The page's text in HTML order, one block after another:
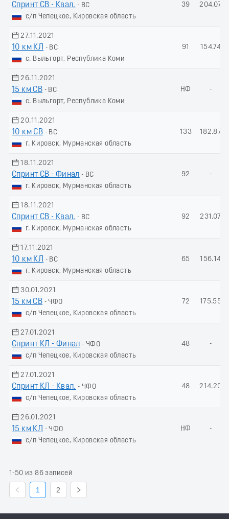
Спринт СВ - Квал. - ВС
с/п Чепецкое, Кировская область
39 204.07
27.11.2021
10 км КЛ
- ВС
с. Выльгорт, Республика Коми
91 154.74
26.11.2021
15 км СВ - ВС
с. Выльгорт, Республика Коми
НФ -
20.11.2021
10 км СВ - ВС
г. Кировск, Мурманская область
133 182.87
18.11.2021
Спринт СВ - Финал - ВС
г. Кировск, Мурманская область
92 -
18.11.2021
Спринт СВ - Квал. - ВС
г. Кировск, Мурманская область
92 231.07
17.11.2021
10 км КЛ
- ВС
г. Кировск, Мурманская область
65 156.14
30.01.2021
15 км СВ - ЧФО
с/п Чепецкое, Кировская область
72 175.55
27.01.2021
Спринт КЛ - Финал - ЧФО
с/п Чепецкое, Кировская область
48 -
27.01.2021
Спринт КЛ - Квал. - ЧФО
с/п Чепецкое, Кировская область
48 214.20
26.01.2021
15 км КЛ
- ЧФО
с/п Чепецкое, Кировская область
НФ -
1-50 из 86 записей
1 2